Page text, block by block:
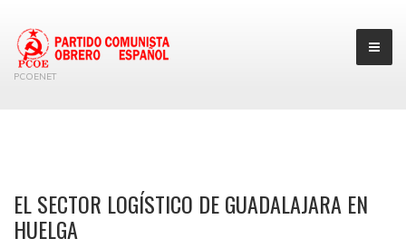
PCOENET
EL SECTOR LOGÍSTICO DE GUADALAJARA EN
HUELGA